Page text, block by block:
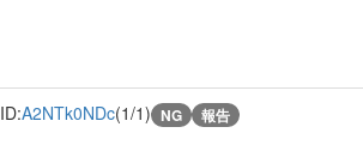
ID:A2NTk0NDc(1/1) NG 報告